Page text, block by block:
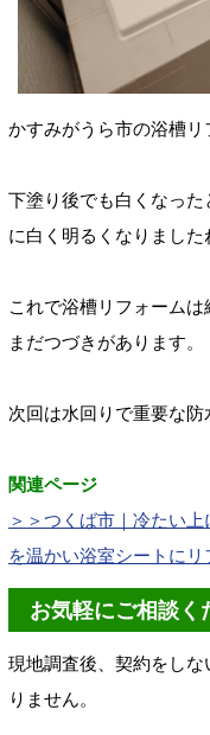
かすみがうら市の浴槽リ
下塗り後でも白くなっ
に白く明るくなりました
これで浴槽リフォームは
まだつづきがあります。
次回は水回りで重要な防
関連ページ
＞＞つくば市｜冷たい
を温かい浴室シートにリ
お気軽にご相談く
現地調査後、契約をし
りません。